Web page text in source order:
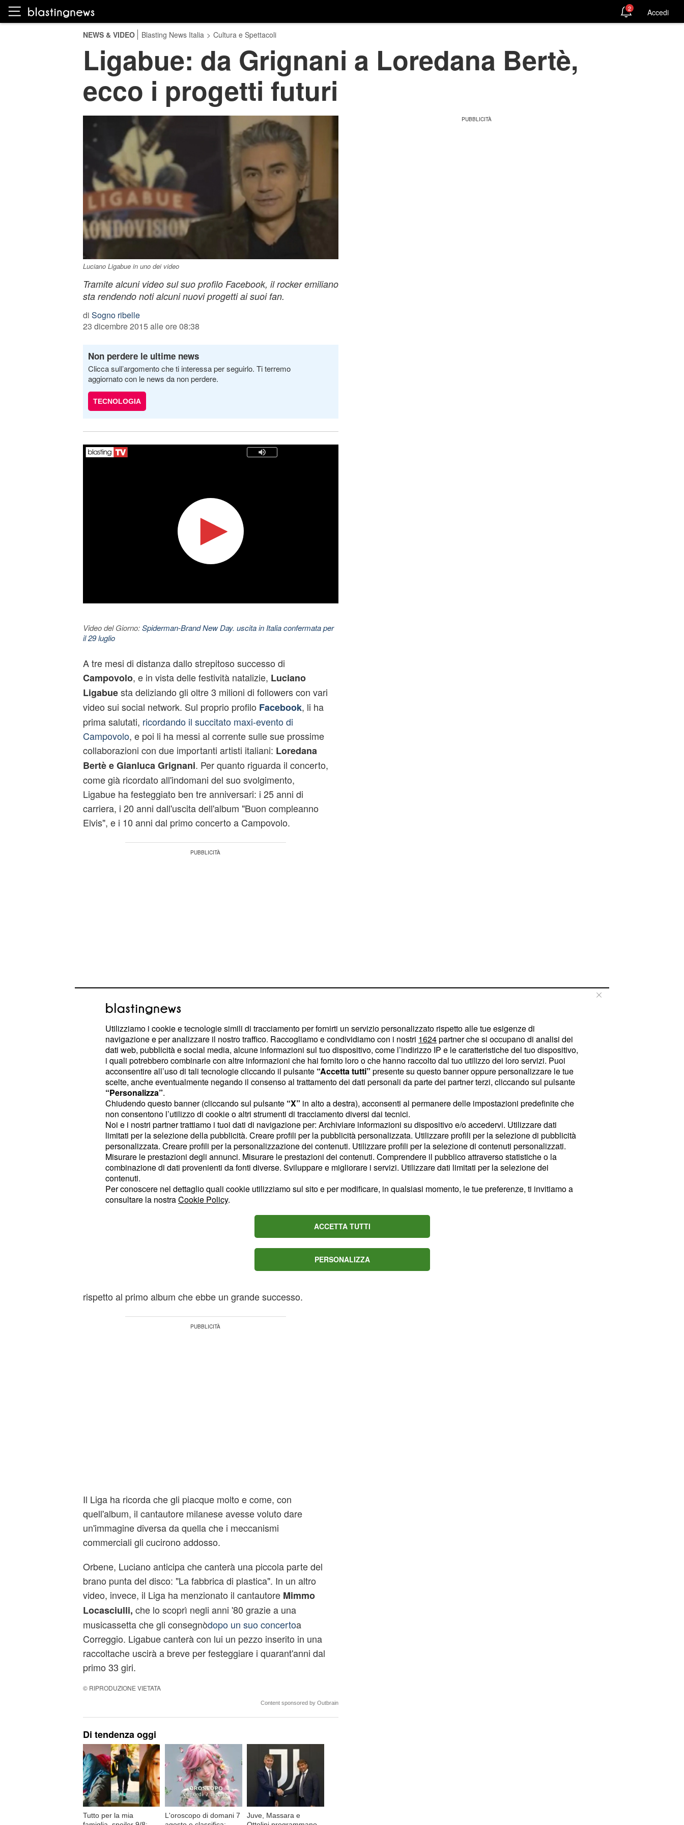
2 Accedi
NEWS & VIDEO Blasting News Italia > Cultura e Spettacoli
Ligabue: da Grignani a Loredana Bertè,
ecco i progetti futuri
Luciano Ligabue in uno dei video
Tramite alcuni video sul suo profilo Facebook, il rocker emiliano
sta rendendo noti alcuni nuovi progetti ai suoi fan.
di Sogno ribelle
23 dicembre 2015 alle ore 08:38
Non perdere le ultime news
Clicca sull’argomento che ti interessa per seguirlo. Ti terremo
aggiornato con le news da non perdere.
TECNOLOGIA
Video del Giorno:Spiderman-Brand New Day. uscita in Italia confermata per
il 29 luglio
A tre mesi di distanza dallo strepitoso successo di
Campovolo, e in vista delle festività natalizie, Luciano
Ligabuesta deliziando gli oltre 3 milioni di followers con vari
video sui social network. Sul proprio profilo Facebook, li ha
prima salutati, ricordando il succitato maxi-evento di
Campovolo, e poi li ha messi al corrente sulle sue prossime
collaborazioni con due importanti artisti italiani: Loredana
Bertè e Gianluca Grignani. Per quanto riguarda il concerto,
come già ricordato all'indomani del suo svolgimento,
Ligabue ha festeggiato ben tre anniversari: i 25 anni di
carriera, i 20 anni dall'uscita dell'album "Buon compleanno
Elvis", e i 10 anni dal primo concerto a Campovolo.
Il rocker di Correggio, nel video postato sabato 19 dicembre,
ha ricordato tutto ciò, soffermandosi in particolar modo su
quanto avvenuto negli ultimi due anni. Questi, infatti, sono
stati intensissimi per l'artista emiliano, come tutti quelli che
hanno contraddistinto la sua carriera fino ad oggi. Ma ora
veniamo ai due video successivi, quelli sulle curiose
collaborazioni con gli altri due pezzi da 90 del pop-rock
italiano.
Ha scritto un pezzo per la Bertè e
parteciperà ad una canzone di
Grignani
Domenica 20 dicembre, Ligabue ha anticipato di aver scritto
di tutte. Nel video di lunedì 19, ha
Gianluca Grignani, "
caratterizzato dasonorità che, quando
rispetto al primo album che ebbe un grande successo.
Il Liga ha ricorda che gli piacque molto e come, con
quell'album, il cantautore milanese avesse voluto dare
un'immagine diversa da quella che i meccanismi
commerciali gli cucirono addosso.
Orbene, Luciano anticipa che canterà una piccola parte del
brano punta del disco: "La fabbrica di plastica". In un altro
video, invece, il Liga ha menzionato il cantautoreMimmo
Locasciulli, che lo scoprì negli anni '80 grazie a una
musicassetta che gli consegnòdopo un suo concertoa
Correggio. Ligabue canterà con lui un pezzo inserito in una
raccoltache uscirà a breve per festeggiare i quarant'anni dal
primo 33 giri.
© RIPRODUZIONE VIETATA
Content sponsored by Outbrain
Di tendenza oggi
Tutto per la mia
L'oroscopo di domani 7
Juve, Massara e
Utilizziamo i cookie e tecnologie simili di tracciamento per fornirti un servizio personalizzato rispetto alle tue esigenze di
navigazione e per analizzare il nostro traffico. Raccogliamo e condividiamo con i nostri 1624partner che si occupano di analisi dei
dati web, pubblicità e social media, alcune informazioni sul tuo dispositivo, come l’indirizzo IP e le caratteristiche del tuo dispositivo,
i quali potrebbero combinarle con altre informazioni che hai fornito loro o che hanno raccolto dal tuo utilizzo dei loro servizi. Puoi
acconsentire all’uso di tali tecnologie cliccando il pulsante “Accetta tutti” presente su questo banner oppure personalizzare le tue
scelte, anche eventualmente negando il consenso al trattamento dei dati personali da parte dei partner terzi, cliccando sul pulsante
“Personalizza”.
Chiudendo questo banner (cliccando sul pulsante “X” in alto a destra), acconsenti al permanere delle impostazioni predefinite che
non consentono l’utilizzo di cookie o altri strumenti di tracciamento diversi dai tecnici.
Noi e i nostri partner trattiamo i tuoi dati di navigazione per: Archiviare informazioni su dispositivo e/o accedervi. Utilizzare dati
limitati per la selezione della pubblicità. Creare profili per la pubblicità personalizzata. Utilizzare profili per la selezione di pubblicità
personalizzata. Creare profili per la personalizzazione dei contenuti. Utilizzare profili per la selezione di contenuti personalizzati.
Misurare le prestazioni degli annunci. Misurare le prestazioni dei contenuti. Comprendere il pubblico attraverso statistiche o la
combinazione di dati provenienti da fonti diverse. Sviluppare e migliorare i servizi. Utilizzare dati limitati per la selezione dei
contenuti.
Per conoscere nel dettaglio quali cookie utilizziamo sul sito e per modificare, in qualsiasi momento, le tue preferenze, ti invitiamo a
consultare la nostraCookie Policy.
ACCETTA TUTTI
PERSONALIZZA